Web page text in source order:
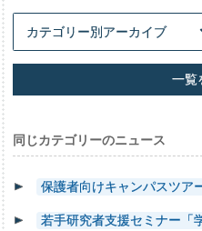
一覧
同じカテゴリーのニュース
保護者向けキャンパスツア
若手研究者支援セミナー「